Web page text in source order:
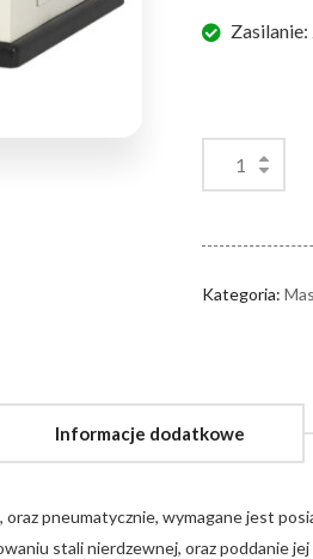
Kategoria:
Informacje dodatkowe
pneumatycznie, wymagane jest
stali nierdzewnej, oraz poddanie